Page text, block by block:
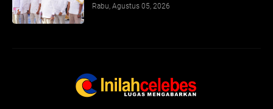
Rabu, Agustus 05, 2026